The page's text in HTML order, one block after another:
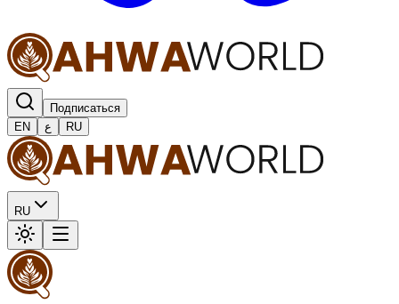
Подписаться
EN
ع RU
RU